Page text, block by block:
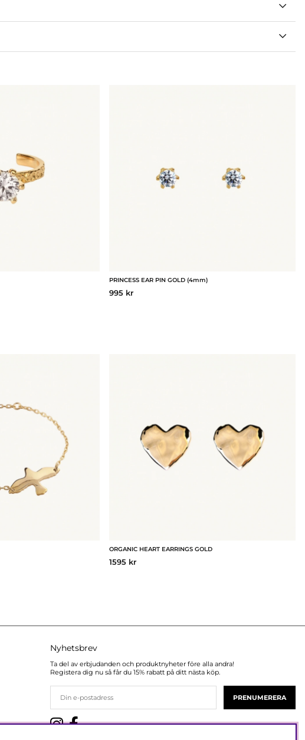
PRINCESS EAR PIN GOLD (4mm)
995 kr
ORGANIC HEART EARRINGS GOLD
1595 kr
Nyhetsbrev
Ta del av erbjudanden och produktnyheter före alla andra!
Registera dig nu så får du 15% rabatt på ditt nästa köp.
PRENUMERERA